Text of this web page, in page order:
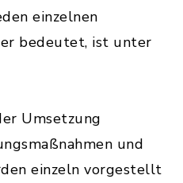
einzelnen
bedeutet, ist unter
Umsetzung
und
einzeln vorgestellt